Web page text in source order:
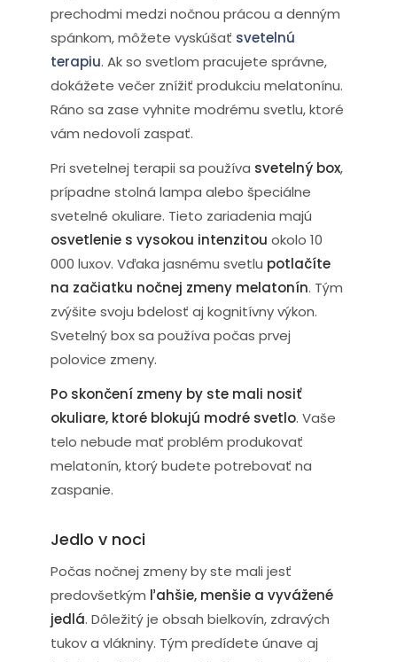
prechodmi medzi nočnou prácou a denným
spánkom, môžete vyskúšať svetelnú
terapiu. Ak so svetlom pracujete správne,
dokážete večer znížiť produkciu melatonínu.
Ráno sa zase vyhnite modrému svetlu, ktoré
vám nedovolí zaspať.
Pri svetelnej terapii sa používa svetelný box,
prípadne stolná lampa alebo špeciálne
svetelné okuliare. Tieto zariadenia majú
osvetlenie s vysokou intenzitou okolo 10
000 luxov. Vďaka jasnému svetlu potlačíte
na začiatku nočnej zmeny melatonín. Tým
zvýšite svoju bdelosť aj kognitívny výkon.
Svetelný box sa používa počas prvej
polovice zmeny.
Po skončení zmeny by ste mali nosiť
okuliare, ktoré blokujú modré svetlo. Vaše
telo nebude mať problém produkovať
melatonín, ktorý budete potrebovať na
zaspanie.
Jedlo v noci
Počas nočnej zmeny by ste mali jesť
predovšetkým ľahšie, menšie a vyvážené
jedlá. Dôležitý je obsah bielkovín, zdravých
tukov a vlákniny. Tým predídete únave aj